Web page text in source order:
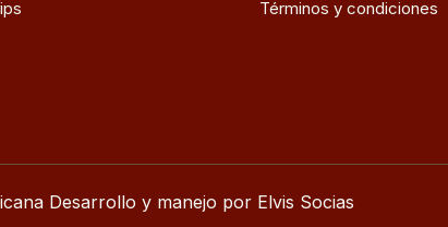
Términos y condiciones
Desarrollo y manejo por Elvis Socias